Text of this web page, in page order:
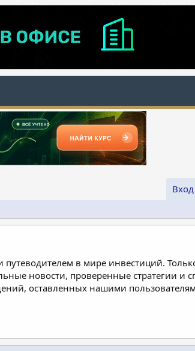
Вход
в мире инвестиций.
новости, проверенные стратегии и
оставленных нашими